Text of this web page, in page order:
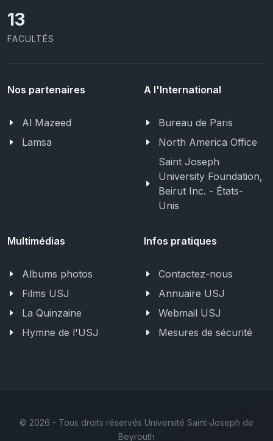
13
FACULTÉS
Nos partenaires
Al Mazeed
Lamsa
A l'International
Bureau de Paris
North America Office
Saint Joseph
University Foundation,
Beirut Inc. - États-
Unis
Multimédias
Albums photos
Films USJ
La Quinzaine
Hymne de l'USJ
Infos pratiques
Contactez-nous
Annuaire USJ
Webmail USJ
Mesures de sécurité
© 2026 - Tous droits réservés Université Saint-Joseph de
Beyrouth